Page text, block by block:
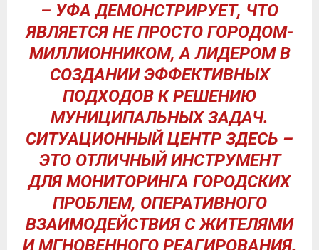
– УФА ДЕМОНСТРИРУЕТ, ЧТО
ЯВЛЯЕТСЯ НЕ ПРОСТО ГОРОДОМ-
МИЛЛИОННИКОМ, А ЛИДЕРОМ В
СОЗДАНИИ ЭФФЕКТИВНЫХ
ПОДХОДОВ К РЕШЕНИЮ
МУНИЦИПАЛЬНЫХ ЗАДАЧ.
СИТУАЦИОННЫЙ ЦЕНТР ЗДЕСЬ –
ЭТО ОТЛИЧНЫЙ ИНСТРУМЕНТ
ДЛЯ МОНИТОРИНГА ГОРОДСКИХ
ПРОБЛЕМ, ОПЕРАТИВНОГО
ВЗАИМОДЕЙСТВИЯ С ЖИТЕЛЯМИ
И МГНОВЕННОГО РЕАГИРОВАНИЯ.